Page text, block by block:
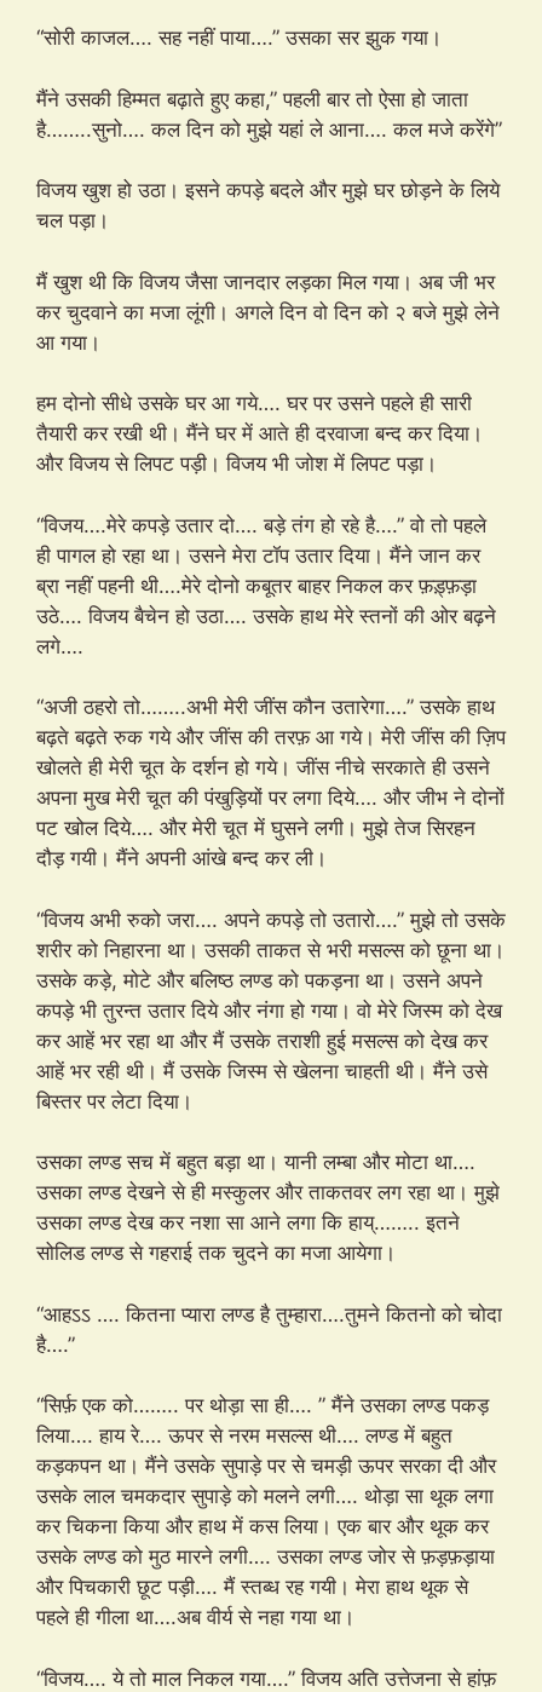
“सोरी काजल…. सह नहीं पाया….” उसका सर झुक गया।
मैंने उसकी हिम्मत बढ़ाते हुए कहा,” पहली बार तो ऐसा हो जाता
है……..सुनो…. कल दिन को मुझे यहां ले आना…. कल मजे करेंगे”
विजय खुश हो उठा। इसने कपड़े बदले और मुझे घर छोड़ने के लिये
चल पड़ा।
मैं खुश थी कि विजय जैसा जानदार लड़का मिल गया। अब जी भर
कर चुदवाने का मजा लूंगी। अगले दिन वो दिन को २ बजे मुझे लेने
आ गया।
हम दोनो सीधे उसके घर आ गये…. घर पर उसने पहले ही सारी
तैयारी कर रखी थी। मैंने घर में आते ही दरवाजा बन्द कर दिया।
और विजय से लिपट पड़ी। विजय भी जोश में लिपट पड़ा।
“विजय….मेरे कपड़े उतार दो…. बड़े तंग हो रहे है….” वो तो पहले
ही पागल हो रहा था। उसने मेरा टॉप उतार दिया। मैंने जान कर
ब्रा नहीं पहनी थी….मेरे दोनो कबूतर बाहर निकल कर फ़ड़्फ़ड़ा
उठे…. विजय बैचेन हो उठा…. उसके हाथ मेरे स्तनों की ओर बढ़ने
लगे….
“अजी ठहरो तो……..अभी मेरी जींस कौन उतारेगा….” उसके हाथ
बढ़ते बढ़ते रुक गये और जींस की तरफ़ आ गये। मेरी जींस की ज़िप
खोलते ही मेरी चूत के दर्शन हो गये। जींस नीचे सरकाते ही उसने
अपना मुख मेरी चूत की पंखुड़ियों पर लगा दिये…. और जीभ ने दोनों
पट खोल दिये…. और मेरी चूत में घुसने लगी। मुझे तेज सिरहन
दौड़ गयी। मैंने अपनी आंखे बन्द कर ली।
“विजय अभी रुको जरा…. अपने कपड़े तो उतारो….” मुझे तो उसके
शरीर को निहारना था। उसकी ताकत से भरी मसल्स को छूना था।
उसके कड़े, मोटे और बलिष्ठ लण्ड को पकड़ना था। उसने अपने
कपड़े भी तुरन्त उतार दिये और नंगा हो गया। वो मेरे जिस्म को देख
कर आहें भर रहा था और मैं उसके तराशी हुई मसल्स को देख कर
आहें भर रही थी। मैं उसके जिस्म से खेलना चाहती थी। मैंने उसे
बिस्तर पर लेटा दिया।
उसका लण्ड सच में बहुत बड़ा था। यानी लम्बा और मोटा था….
उसका लण्ड देखने से ही मस्कुलर और ताकतवर लग रहा था। मुझे
उसका लण्ड देख कर नशा सा आने लगा कि हाय्…….. इतने
सोलिड लण्ड से गहराई तक चुदने का मजा आयेगा।
“आहऽऽ …. कितना प्यारा लण्ड है तुम्हारा….तुमने कितनो को चोदा
है….”
“सिर्फ़ एक को…….. पर थोड़ा सा ही…. ” मैंने उसका लण्ड पकड़
लिया…. हाय रे…. ऊपर से नरम मसल्स थी…. लण्ड में बहुत
कड़कपन था। मैंने उसके सुपाड़े पर से चमड़ी ऊपर सरका दी और
उसके लाल चमकदार सुपाड़े को मलने लगी…. थोड़ा सा थूक लगा
कर चिकना किया और हाथ में कस लिया। एक बार और थूक कर
उसके लण्ड को मुठ मारने लगी…. उसका लण्ड जोर से फ़ड़फ़ड़ाया
और पिचकारी छूट पड़ी…. मैं स्तब्ध रह गयी। मेरा हाथ थूक से
पहले ही गीला था….अब वीर्य से नहा गया था।
“विजय…. ये तो माल निकल गया….” विजय अति उत्तेजना से हांफ़